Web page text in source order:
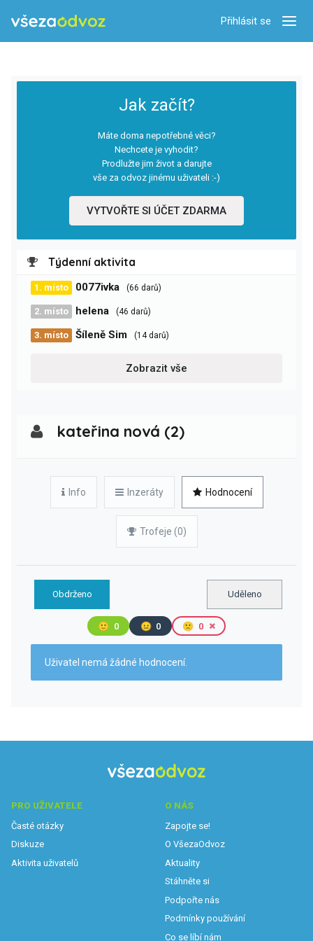
Přihlásit se
Jak začít?
Máte doma nepotřebné věci?
Nechcete je vyhodit?
Prodlužte jim život a darujte
vše za odvoz jinému uživateli :-)
VYTVOŘTE SI ÚČET ZDARMA
Týdenní aktivita
1. místo 0077ivka (66 darů)
2. místo helena (46 darů)
3. místo Šíleně Sim (14 darů)
Zobrazit vše
kateřina nová (2)
Info Inzeráty Hodnocení
Trofeje (0)
Obdrženo Uděleno
🙂 0 😐 0 🙁 0
Uživatel nemá žádné hodnocení.
PRO UŽIVATELE
Časté otázky
Diskuze
Aktivita uživatelů
O NÁS
Zapojte se!
O VšezaOdvoz
Aktuality
Stáhněte si
Podpořte nás
Podmínky používání
Co se líbí nám